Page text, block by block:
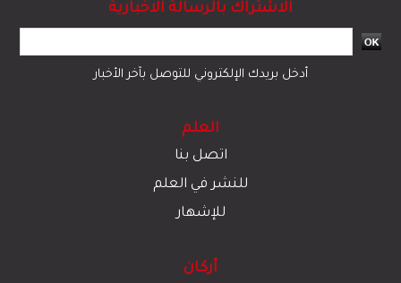
الاشتراك بالرسالة الاخبارية
أدخل بريدك الإلكتروني للتوصل بآخر الأخبار
العلم
اتصل بنا
للنشر في العلم
للإشهار
أركان